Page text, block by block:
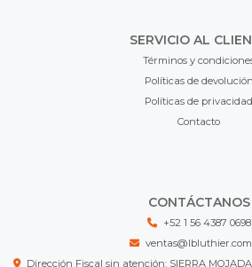
SERVICIO AL
Términos y
Políticas de devolución
Políticas de privacidad
Contacto
CONTÁCTANOS
+52 1 56 4387 0698
Dirección Fiscal sin atención: SIERRA MOJADA